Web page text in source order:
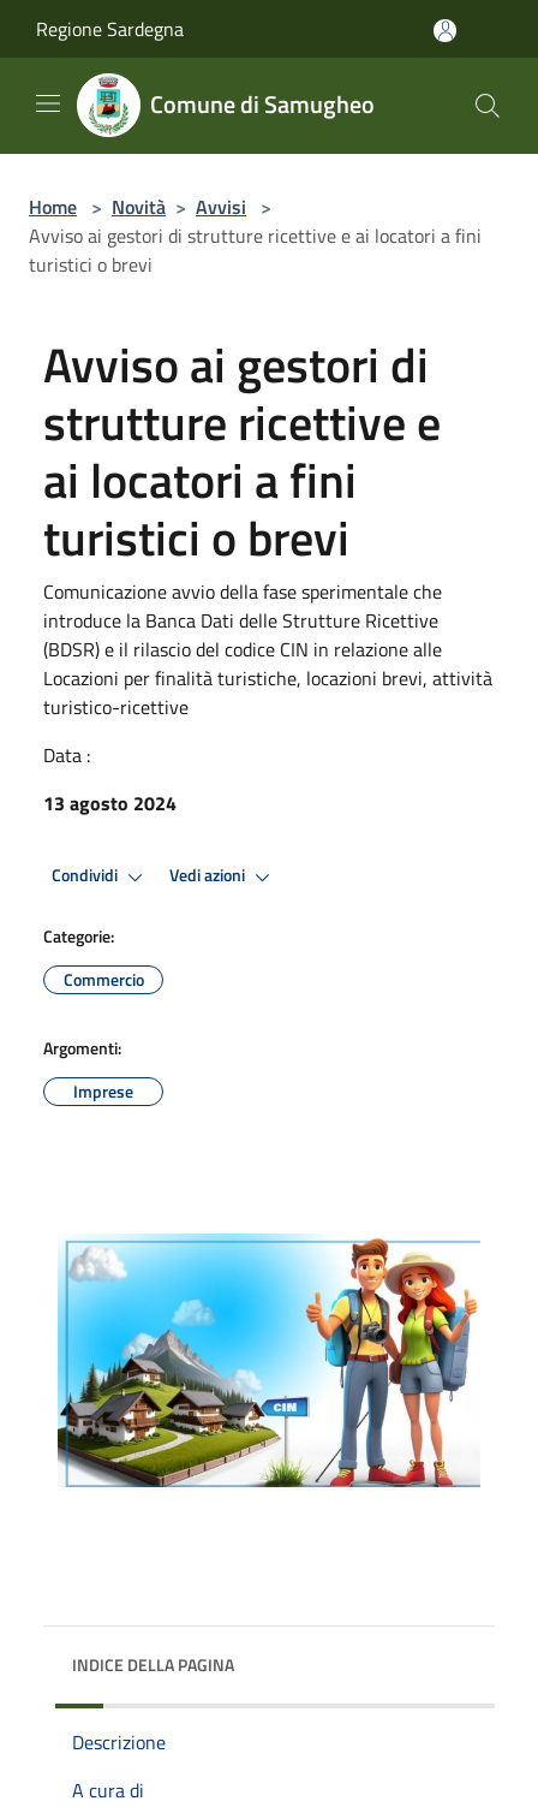
Regione Sardegna
Comune di Samugheo
Home > Novità > Avvisi >
Avviso ai gestori di strutture ricettive e ai locatori a fini
turistici o brevi
Avviso ai gestori di
strutture ricettive e
ai locatori a fini
turistici o brevi
Comunicazione avvio della fase sperimentale che
introduce la Banca Dati delle Strutture Ricettive
(BDSR) e il rilascio del codice CIN in relazione alle
Locazioni per finalità turistiche, locazioni brevi, attività
turistico-ricettive
Data :
13 agosto 2024
Condividi Vedi azioni
Categorie:
Commercio
Argomenti:
Imprese
INDICE DELLA PAGINA
Descrizione
A cura di